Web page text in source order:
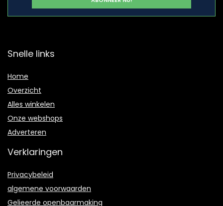
Snelle links
Home
Overzicht
Alles winkelen
Onze webshops
Adverteren
Verklaringen
Privacybeleid
algemene voorwaarden
Gelieerde openbaarmaking